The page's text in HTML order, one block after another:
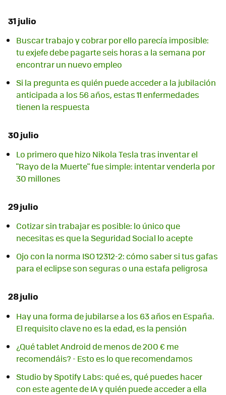
31 julio
Buscar trabajo y cobrar por ello parecía imposible:
tu exjefe debe pagarte seis horas a la semana por
encontrar un nuevo empleo
Si la pregunta es quién puede acceder a la jubilación
anticipada a los 56 años, estas 11 enfermedades
tienen la respuesta
30 julio
Lo primero que hizo Nikola Tesla tras inventar el
"Rayo de la Muerte" fue simple: intentar venderla por
30 millones
29 julio
Cotizar sin trabajar es posible: lo único que
necesitas es que la Seguridad Social lo acepte
Ojo con la norma ISO 12312-2: cómo saber si tus gafas
para el eclipse son seguras o una estafa peligrosa
28 julio
Hay una forma de jubilarse a los 63 años en España.
El requisito clave no es la edad, es la pensión
¿Qué tablet Android de menos de 200 € me
recomendáis? - Esto es lo que recomendamos
Studio by Spotify Labs: qué es, qué puedes hacer
con este agente de IA y quién puede acceder a ella